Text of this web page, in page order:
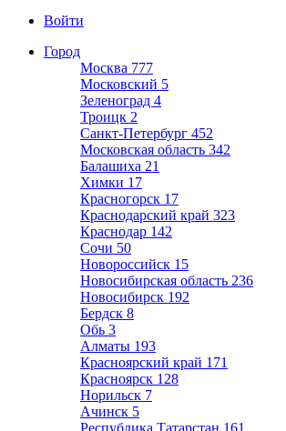
Войти
Город
Москва 777
Московский 5
Зеленоград 4
Троицк 2
Санкт-Петербург 452
Московская область 342
Балашиха 21
Химки 17
Красногорск 17
Краснодарский край 323
Краснодар 142
Сочи 50
Новороссийск 15
Новосибирская область 236
Новосибирск 192
Бердск 8
Обь 3
Алматы 193
Красноярский край 171
Красноярск 128
Норильск 7
Ачинск 5
Республика Татарстан 161